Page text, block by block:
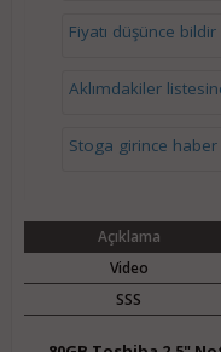
Fiyatı düşünce bildir
Aklımdakiler
Stoga girince
Açıklama
Video
SSS